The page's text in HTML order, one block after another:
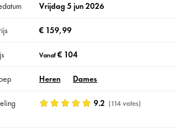
Vrijdag 5 jun 2026
€ 159,99
Vanaf€ 104
Heren Dames
9.2 (114 votes)